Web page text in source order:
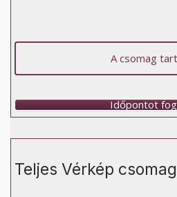
A csomag
Időpontot
Teljes Vérkép